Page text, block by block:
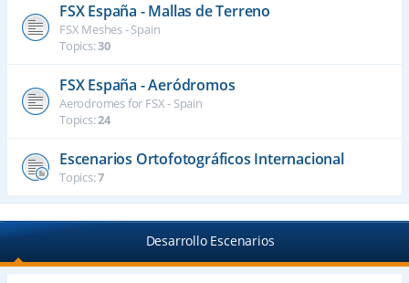
FSX España - Mallas de Terreno
FSX Meshes - Spain
Topics:30
FSX España - Aeródromos
Aerodromes for FSX - Spain
Topics:24
Escenarios Ortofotográficos Internacional
Topics:7
Desarrollo Escenarios